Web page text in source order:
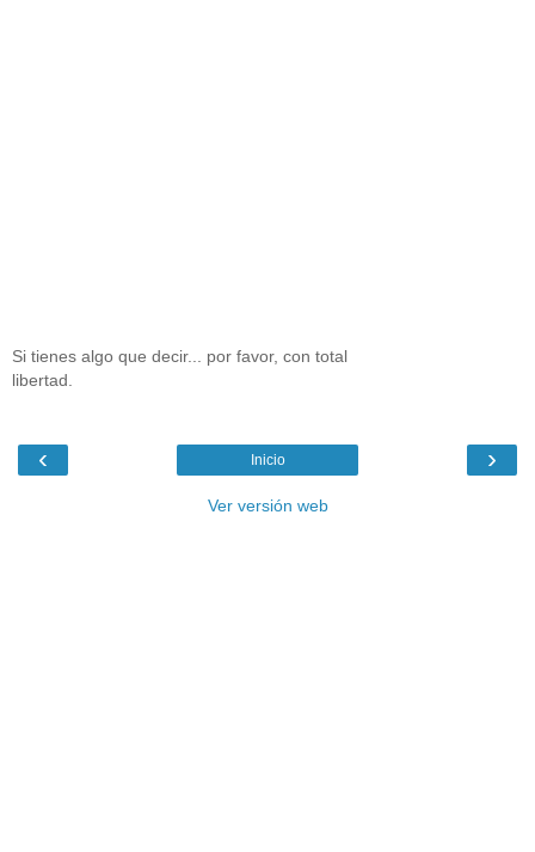
Si tienes algo que decir... por favor, con total
libertad.
‹ ›
Inicio
Ver versión web